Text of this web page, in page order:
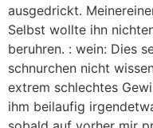
ausgedrickt.
Selbst wollte ihn
beruhren. : wein: Dies
schnurchen nicht
extrem schlechtes
ihm beilaufig